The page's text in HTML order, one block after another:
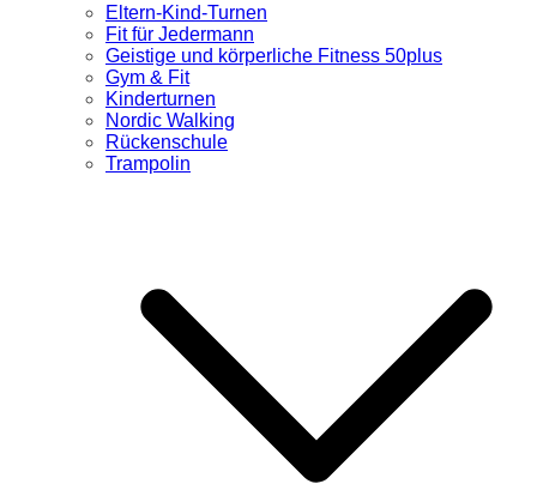
Eltern-Kind-Turnen
Fit für Jedermann
Geistige und körperliche Fitness 50plus
Gym & Fit
Kinderturnen
Nordic Walking
Rückenschule
Trampolin